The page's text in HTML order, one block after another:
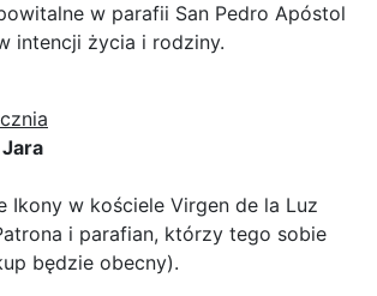
w parafii San Pedro Apóstol
intencji życia i rodziny.
Ikony w kościele Virgen de la Luz
i parafian, którzy tego sobie
będzie obecny).